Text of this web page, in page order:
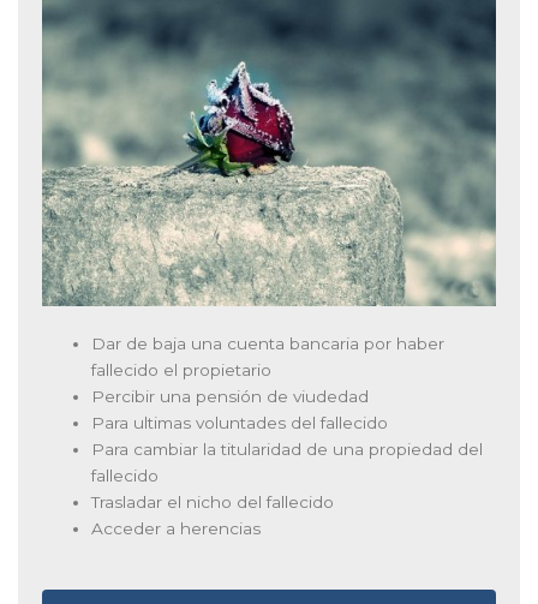
Dar de baja una cuenta bancaria por haber
fallecido el propietario
Percibir una pensión de viudedad
Para ultimas voluntades del fallecido
Para cambiar la titularidad de una propiedad del
fallecido
Trasladar el nicho del fallecido
Acceder a herencias